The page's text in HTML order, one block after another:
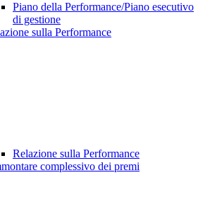
Piano della Performance/Piano esecutivo
di gestione
sulla Performance
Relazione sulla Performance
complessivo dei premi